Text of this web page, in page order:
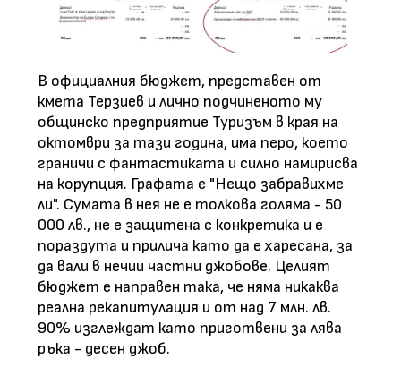
В официалния бюджет, представен от
кмета Терзиев и лично подчиненото му
общинско предприятие Туризъм в края на
октомври за тази година, има перо, което
граничи с фантастиката и силно намирисва
на корупция. Графата е "Нещо забравихме
ли". Сумата в нея не е толкова голяма - 50
000 лв., не е защитена с конкретика и е
пораздута и прилича като да е харесана, за
да вали в нечии частни джобове. Целият
бюджет е направен така, че няма никаква
реална рекапитулация и от над 7 млн. лв.
90% изглеждат като приготвени за лява
ръка - десен джоб.